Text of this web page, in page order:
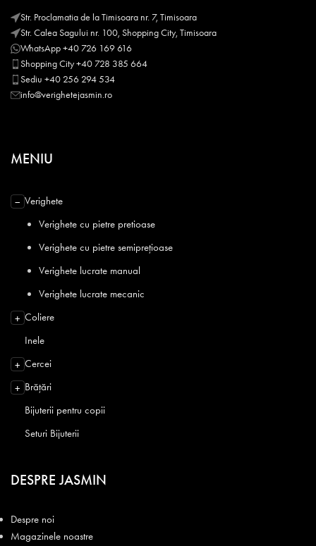
Str. Proclamatia de la Timisoara nr. 7, Timisoara
Str. Calea Sagului nr. 100, Shopping City, Timisoara
WhatsApp +40 726 169 616
Shopping City +40 728 385 664
Sediu +40 256 294 534
info@verighetejasmin.ro
MENIU
− Verighete
Verighete cu pietre pretioase
Verighete cu pietre semiprețioase
Verighete lucrate manual
Verighete lucrate mecanic
+ Coliere
Inele
+ Cercei
+ Brățări
Bijuterii pentru copii
Seturi Bijuterii
DESPRE JASMIN
Despre noi
Magazinele noastre